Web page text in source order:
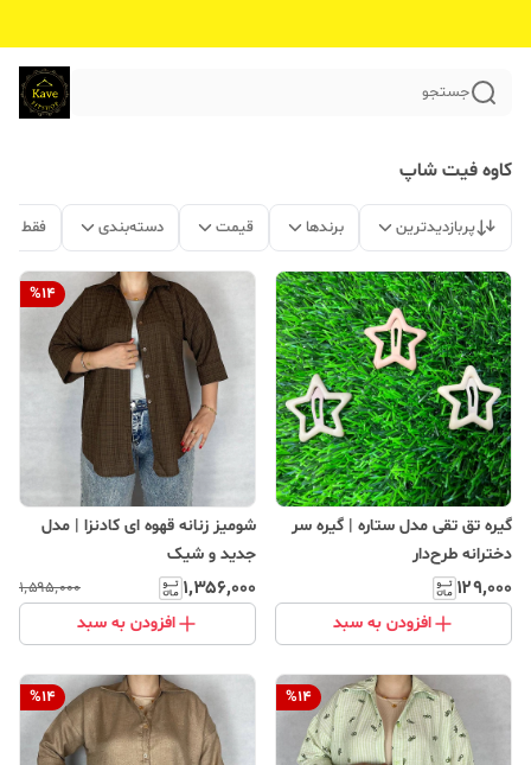
جستجو
کاوه فیت شاپ
پربازدیدترین برندها قیمت دسته‌بندی فقط
گیره تق تقی مدل ستاره | گیره سر
دخترانه طرح‌دار
۱۲۹٬۰۰۰
افزودن به سبد
%14
شومیز زنانه قهوه ای کادنزا | مدل
جدید و شیک
۱٬۳۵۶٬۰۰۰ ۱٬۵۹۵٬۰۰۰
افزودن به سبد
%14
%14